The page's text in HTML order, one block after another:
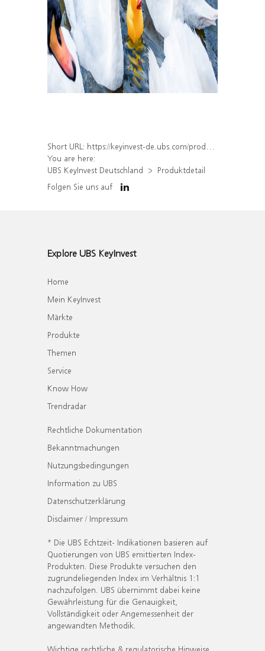
Short URL: https://keyinvest-de.ubs.com/produkt/detail/index/isin/DE000WA7YNT9
You are here:
UBS KeyInvest Deutschland
Produktdetail
Folgen Sie uns auf
Explore UBS KeyInvest
Home
Mein KeyInvest
Märkte
Produkte
Themen
Service
Know How
Trendradar
Rechtliche Dokumentation
Bekanntmachungen
Nutzungsbedingungen
Information zu UBS
Datenschutzerklärung
Disclaimer / Impressum
* Die UBS Echtzeit- Indikationen basieren auf
Quotierungen von UBS emittierten Index-
Produkten. Diese Produkte versuchen den
zugrundeliegenden Index im Verhältnis 1:1
nachzufolgen. UBS übernimmt dabei keine
Gewährleistung für die Genauigkeit,
Vollständigkeit oder Angemessenheit der
angewandten Methodik.